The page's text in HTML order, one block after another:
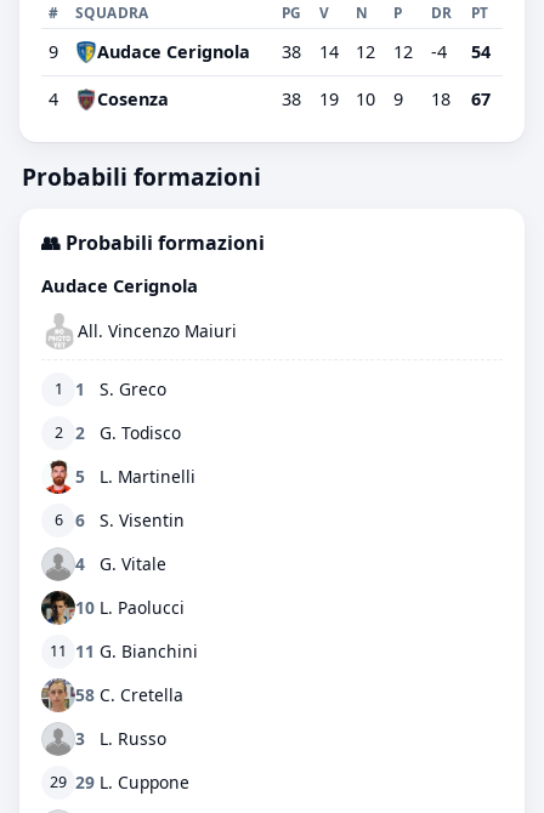
# SQUADRA PG V N P DR PT
9 Audace Cerignola 38 14 12 12 -4 54
4 Cosenza 38 19 10 9 18 67
Probabili formazioni
👥 Probabili formazioni
Audace Cerignola
All. Vincenzo Maiuri
1 1 S. Greco
2 2
G. Todisco
5
L. Martinelli
6 6
S. Visentin
4
G. Vitale
10 L. Paolucci
11 11 G. Bianchini
58 C. Cretella
3
L. Russo
29 29 L. Cuppone